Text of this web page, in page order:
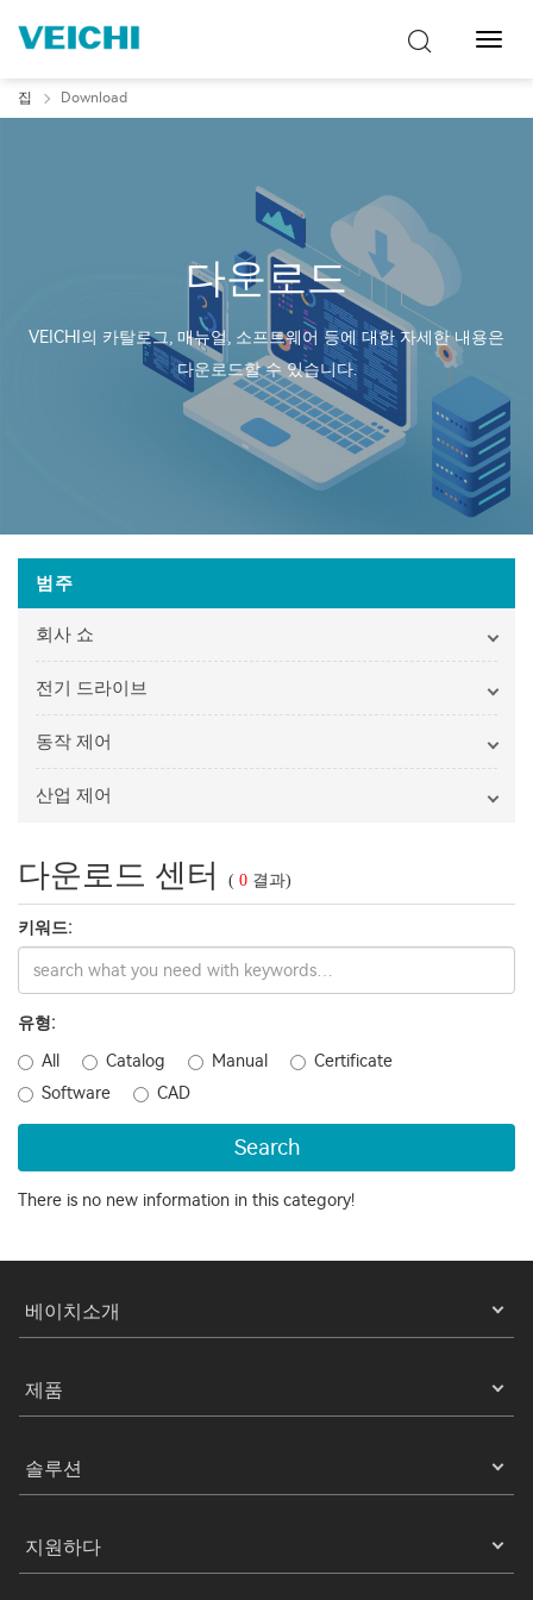
탐
집 Download
다운로드
VEICHI의 카탈로그, 매뉴얼, 소프트웨어 등에 대한 자세한 내용은
다운로드할 수 있습니다.
범주
회사 쇼
전기 드라이브
동작 제어
산업 제어
다운로드 센터 ( 0 결과)
키워드:
유형:
All
Catalog Manual
Certificate
Software
CAD
Search
There is no new information in this category!
베이치소개
제품
솔루션
지원하다